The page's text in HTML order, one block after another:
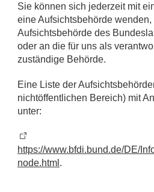
Sie können sich jederzeit mit
eine Aufsichtsbehörde
Aufsichtsbehörde des
oder an die für uns als
zuständige Behörde.
Eine Liste der
nichtöffentlichen Bereich) mit
unter:
https://www.bfdi.bund.de/DE/
node.html .